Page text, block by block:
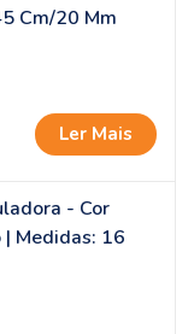
Cm/20 Mm
Ler Mais
- Cor
Medidas: 16